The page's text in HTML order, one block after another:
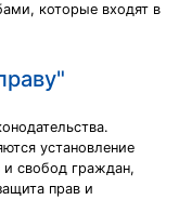
которые входят в
установление
и свобод граждан,
прав и